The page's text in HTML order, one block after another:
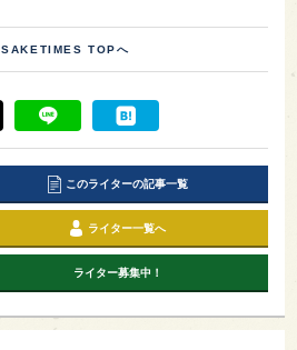
SAKETIMES TOPへ
このライターの記事一覧
ライター一覧へ
ライター募集中！